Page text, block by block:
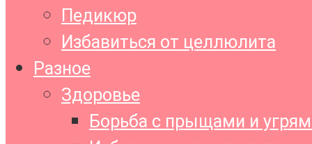
Педикюр
Избавиться от целлюлита
Разное
Здоровье
Борьба с прыщами и